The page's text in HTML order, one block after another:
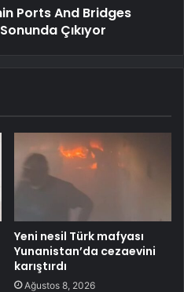
Ports And Bridges
Çıkıyor
Yeni nesil Türk mafyası
Yunanistan’da cezaevini
karıştırdı
Ağustos 8, 2026